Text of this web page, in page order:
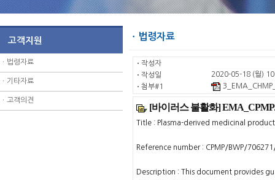
고객지원
ㆍ 법령자료
ㆍ 기타자료
ㆍ 고객의견
ㆍ법령자료
ㆍ 작성자
ㆍ 작성일
2020-05-18 (월)
ㆍ 첨부#1
[바이러스 불활화] EMA_CPMP/
Title : Plasma-derived medicinal
Reference number : CPMP/BWP/
Description : This document provides